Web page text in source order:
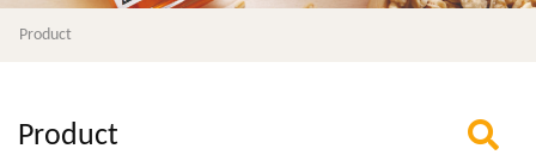
Product
Product